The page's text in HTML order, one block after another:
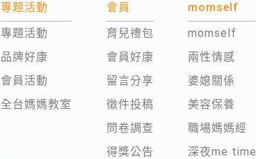
專題活動
專題活動
品牌好康
會員活動
全台媽媽教室
會員
育兒禮包
會員好康
留言分享
徵件投稿
問卷調查
得獎公告
momself
momself
兩性情感
婆媳關係
美容保養
職場媽媽經
深夜me time